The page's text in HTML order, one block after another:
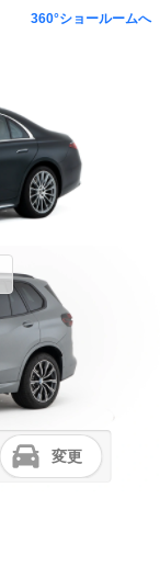
360°ショールームへ
変更